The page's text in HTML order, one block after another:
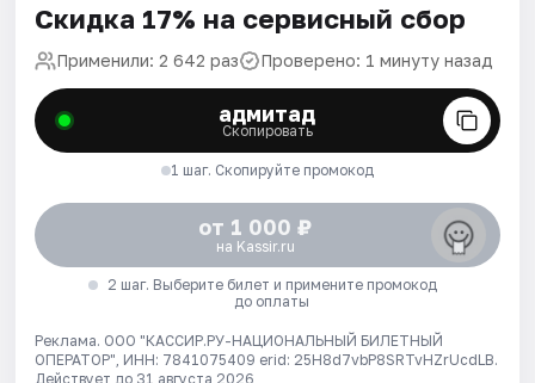
Скидка 17% на сервисный сбор
Применили: 2 642 раз Проверено: 1 минуту назад
адмитад
Скопировать
1 шаг. Скопируйте промокод
от 1 000 ₽
на Kassir.ru
2 шаг. Выберите билет и примените промокод
до оплаты
Реклама. ООО "КАССИР.РУ-НАЦИОНАЛЬНЫЙ БИЛЕТНЫЙ
ОПЕРАТОР", ИНН: 7841075409 erid: 25H8d7vbP8SRTvHZrUcdLB.
Действует до 31 августа 2026